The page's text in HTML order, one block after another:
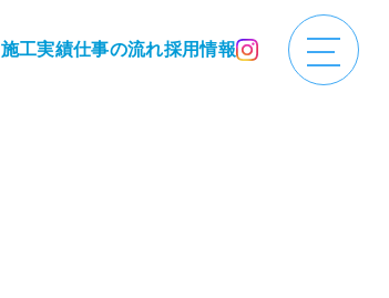
施工実績仕事の流れ採用情報